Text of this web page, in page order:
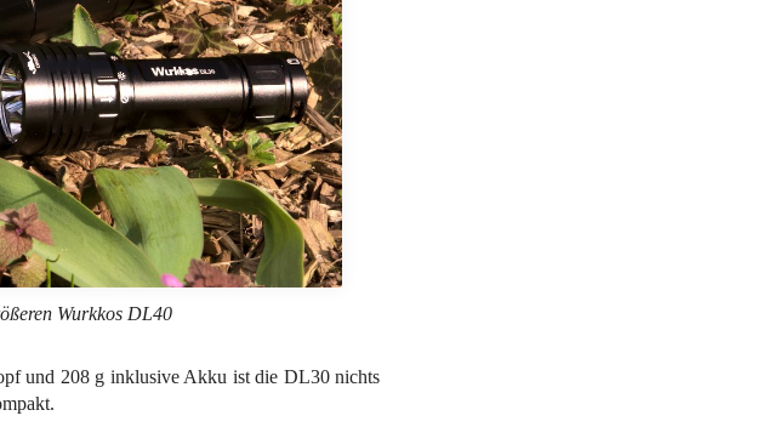
Wurkkos DL40
und 208 g inklusive Akku ist die DL30 nichts